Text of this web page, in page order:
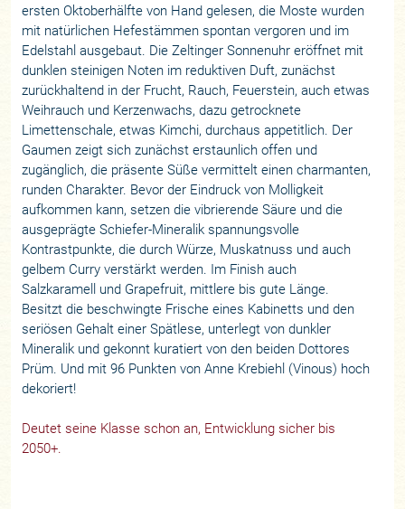
ersten Oktoberhälfte von Hand gelesen, die Moste wurden
mit natürlichen Hefestämmen spontan vergoren und im
Edelstahl ausgebaut. Die Zeltinger Sonnenuhr eröffnet mit
dunklen steinigen Noten im reduktiven Duft, zunächst
zurückhaltend in der Frucht, Rauch, Feuerstein, auch etwas
Weihrauch und Kerzenwachs, dazu getrocknete
Limettenschale, etwas Kimchi, durchaus appetitlich. Der
Gaumen zeigt sich zunächst erstaunlich offen und
zugänglich, die präsente Süße vermittelt einen charmanten,
runden Charakter. Bevor der Eindruck von Molligkeit
aufkommen kann, setzen die vibrierende Säure und die
ausgeprägte Schiefer-Mineralik spannungsvolle
Kontrastpunkte, die durch Würze, Muskatnuss und auch
gelbem Curry verstärkt werden. Im Finish auch
Salzkaramell und Grapefruit, mittlere bis gute Länge.
Besitzt die beschwingte Frische eines Kabinetts und den
seriösen Gehalt einer Spätlese, unterlegt von dunkler
Mineralik und gekonnt kuratiert von den beiden Dottores
Prüm. Und mit 96 Punkten von Anne Krebiehl (Vinous) hoch
dekoriert!
Deutet seine Klasse schon an, Entwicklung sicher bis
2050+.